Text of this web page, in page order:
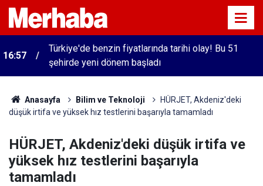
16:57
Türkiye'de benzin fiyatlarında tarihi olay! Bu 51
şehirde yeni dönem başladı
Anasayfa Bilim ve Teknoloji
HÜRJET, Akdeniz'deki
düşük irtifa ve yüksek hız testlerini başarıyla tamamladı
HÜRJET, Akdeniz'deki düşük irtifa ve
yüksek hız testlerini başarıyla
tamamladı